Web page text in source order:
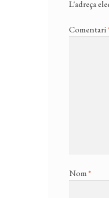
L'adreça
Comentari
Nom*